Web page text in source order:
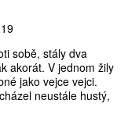
sobě, stály dva
akorát. V jednom žily
jako vejce vejci.
neustále hustý,